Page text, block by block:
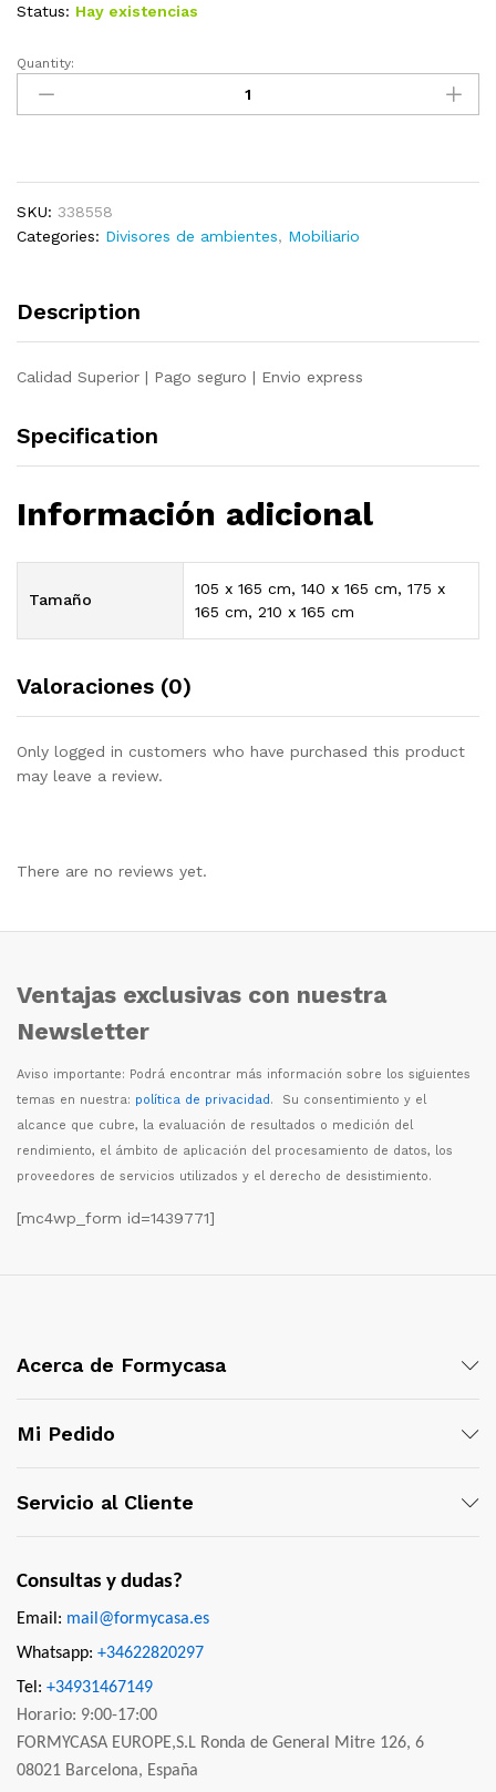
Status: Hay existencias
Biombo
divisor
de
tela
color
cm
Quantity:
SKU: 338558
Categories: Divisores de ambientes, Mobiliario
Description
Calidad Superior | Pago seguro | Envio express
Specification
Información adicional
Tamaño
105 x 165 cm, 140 x 165 cm, 175 x
165 cm, 210 x 165 cm
Valoraciones (0)
Only logged in customers who have purchased this product
may leave a review.
There are no reviews yet.
Ventajas exclusivas con nuestra
Newsletter
Aviso importante: Podrá encontrar más información sobre los siguientes
temas en nuestra: política de privacidad. Su consentimiento y el
alcance que cubre, la evaluación de resultados o medición del
rendimiento, el ámbito de aplicación del procesamiento de datos, los
proveedores de servicios utilizados y el derecho de desistimiento.
[mc4wp_form id=1439771]
Acerca de Formycasa
Mi Pedido
Servicio al Cliente
Consultas y dudas?
Email: mail@formycasa.es
Whatsapp: +34622820297
Tel: +34931467149
Horario: 9:00-17:00
FORMYCASA EUROPE,S.L Ronda de General Mitre 126, 6
08021 Barcelona, España